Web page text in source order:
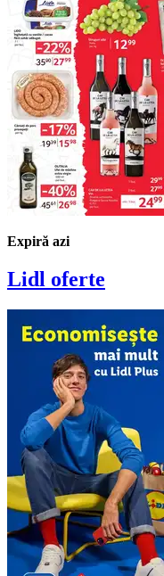
Expiră azi
Lidl oferte